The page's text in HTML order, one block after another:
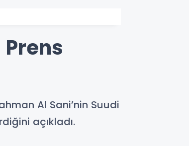
Al Sani’nin Suudi
açıkladı.